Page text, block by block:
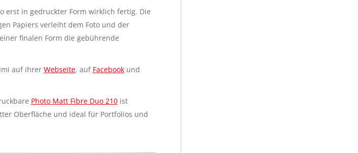
erst in gedruckter Form wirklich fertig. Die
Papiers verleiht dem Foto und der
finalen Form die gebührende
auf ihrer Webseite, auf Facebookund
Photo Matt Fibre Duo 210ist
Oberfläche und ideal für Portfolios und